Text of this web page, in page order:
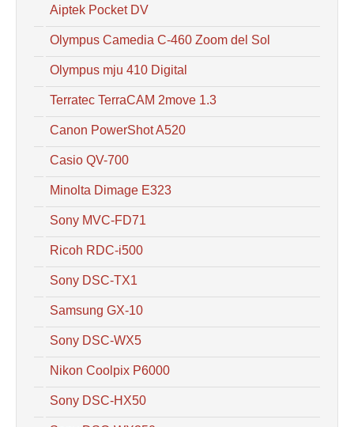
Aiptek Pocket DV
Olympus Camedia C-460 Zoom del Sol
Olympus mju 410 Digital
Terratec TerraCAM 2move 1.3
Canon PowerShot A520
Casio QV-700
Minolta Dimage E323
Sony MVC-FD71
Ricoh RDC-i500
Sony DSC-TX1
Samsung GX-10
Sony DSC-WX5
Nikon Coolpix P6000
Sony DSC-HX50